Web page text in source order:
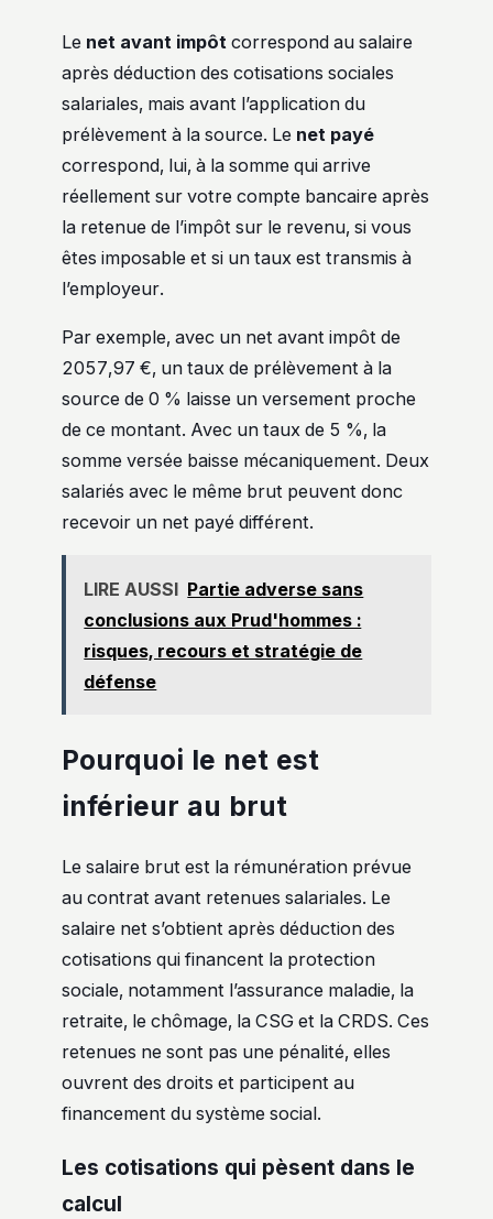
Le net avant impôt correspond au salaire
après déduction des cotisations sociales
salariales, mais avant l’application du
prélèvement à la source. Le net payé
correspond, lui, à la somme qui arrive
réellement sur votre compte bancaire après
la retenue de l’impôt sur le revenu, si vous
êtes imposable et si un taux est transmis à
l’employeur.
Par exemple, avec un net avant impôt de
2057,97 €, un taux de prélèvement à la
source de 0 % laisse un versement proche
de ce montant. Avec un taux de 5 %, la
somme versée baisse mécaniquement. Deux
salariés avec le même brut peuvent donc
recevoir un net payé différent.
LIRE AUSSI Partie adverse sans
conclusions aux Prud'hommes :
risques, recours et stratégie de
défense
Pourquoi le net est
inférieur au brut
Le salaire brut est la rémunération prévue
au contrat avant retenues salariales. Le
salaire net s’obtient après déduction des
cotisations qui financent la protection
sociale, notamment l’assurance maladie, la
retraite, le chômage, la CSG et la CRDS. Ces
retenues ne sont pas une pénalité, elles
ouvrent des droits et participent au
financement du système social.
Les cotisations qui pèsent dans le
calcul